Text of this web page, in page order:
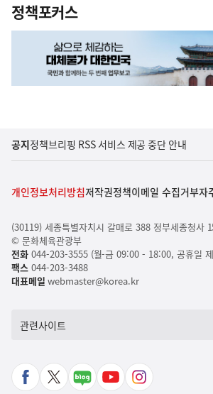
정책포커스
공지정책브리핑 RSS 서비스 제공 중단 안내
개인정보처리방침저작권정책이메일 수집거부자
(30119) 세종특별자치시 갈매로 388 정부세종청사
© 문화체육관광부
전화044-203-3555 (월-금 09:00 - 18:00, 공휴일
팩스044-203-3488
대표메일 webmaster@korea.kr
관련사이트
페
X
네
유
인